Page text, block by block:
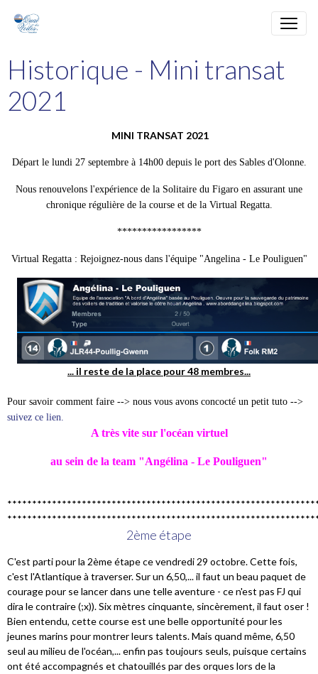
Historique - Mini transat
2021
MINI TRANSAT 2021
Départ le lundi 27 septembre à 14h00 depuis le port des Sables d'Olonne.
Nous renouvelons l'expérience de la Solitaire du Figaro en assurant une
chronique régulière de la course et de la Virtual Regatta.
*****************
Virtual Regatta : Rejoignez-nous dans l'équipe "Angelina - Le Pouliguen"
... il reste de la place pour 48 membres...
Pour savoir comment faire --> nous vous avons concocté un petit tuto -->
suivez ce lien.
A très vite sur l'océan virtuel
au sein de la team "Angélina - Le Pouliguen"
2ème étape
C'est parti pour la 2ème étape ce vendredi 29 octobre. Cette fois,
c'est l'Atlantique à traverser. Sur un 6,50,... il faut un beau paquet de
courage pour se lancer dans une telle aventure - ce n'est pas FJ qui
dira le contraire (;x)). Six mètres cinquante, sincèrement, il faut oser !
Bien entendu, cette course est une belle opportunité pour les
jeunes marins pour montrer leurs talents. Mais quand même, 6,50
seul au milieu de l'océan,... enfin pas toujours seuls, puisque certains
ont été accompagnés et chatouillés par des orques lors de la